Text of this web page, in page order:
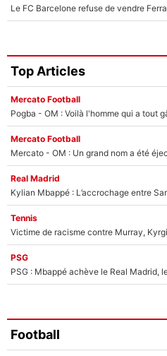
Top Articles
Mercato Football
Pogba - OM : Voilà l'homme qui a tout
Mercato Football
Real Madrid
Tennis
PSG
PSG : Mbappé achève le Real Madrid,
Football